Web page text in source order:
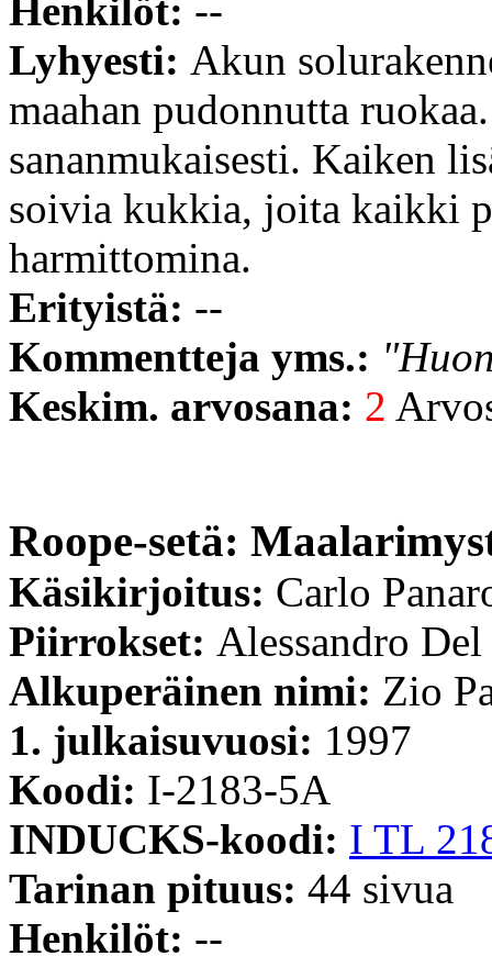
Henkilöt: --
Lyhyesti: Akun
maahan pudonnutta
sananmukaisesti. Kaiken
soivia kukkia, joita kaikki
harmittomina.
Erityistä: --
Kommentteja yms.:
Keskim. arvosana: 2
Roope-setä:
Käsikirjoitus: Carlo
Piirrokset: Alessandro
Alkuperäinen nimi: Zio
1. julkaisuvuosi: 1997
Koodi: I-2183-5A
INDUCKS-koodi: I TL
Tarinan pituus: 44 sivua
Henkilöt: --